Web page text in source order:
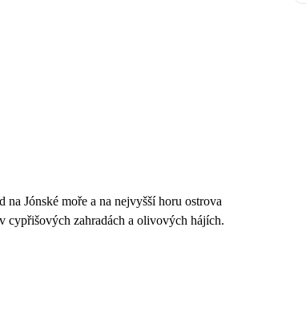
Jónské moře a na nejvyšší horu ostrova
cypřišových zahradách a olivových hájích.